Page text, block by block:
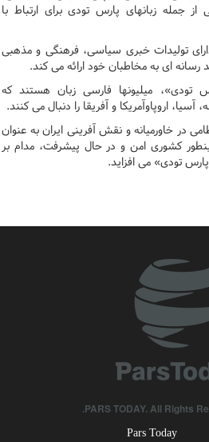
از جمله زبان­های پارس تودی برای ارتباط با
تولیدات خبری سیاسی، فرهنگی و مذهبی
ای به مخاطبان خود ارائه می کند.
میلیونها فارسی زبان هستند که
آسیا، اروپاوآمریکا و آفریقا را دنبال می کنند.
در خاورمیانه و نقش آفرینی ایران به عنوان
کشوری امن و در حال پیشرفت، مدام بر
تودی» می افزاید.
Pars Today